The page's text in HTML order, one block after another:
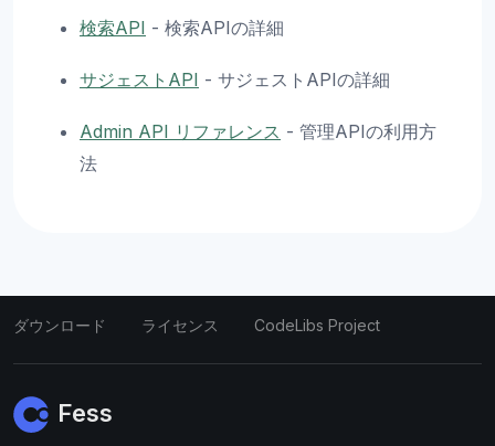
検索API - 検索APIの詳細
サジェストAPI - サジェストAPIの詳細
Admin API リファレンス - 管理APIの利用方
法
ダウンロード ライセンス CodeLibs Project
Fess